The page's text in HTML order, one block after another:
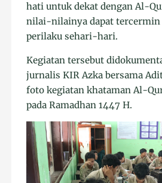
hati untuk dekat dengan Al-
nilai-nilainya dapat tercermin
perilaku sehari-hari.
Kegiatan tersebut
jurnalis KIR Azka bersama
foto kegiatan khataman Al-
pada Ramadhan 1447 H.